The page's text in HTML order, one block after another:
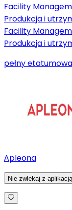
Facility
Produkcja i
Facility
Produkcja i
pełny etat
Apleona
Nie zwlekaj z